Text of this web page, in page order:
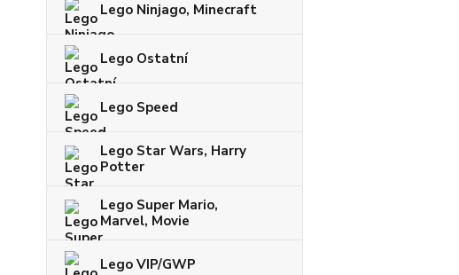
Lego Ninjago, Minecraft
Lego Ostatní
Lego Speed
Lego Star Wars, Harry
Potter
Lego Super Mario,
Marvel, Movie
Lego VIP/GWP